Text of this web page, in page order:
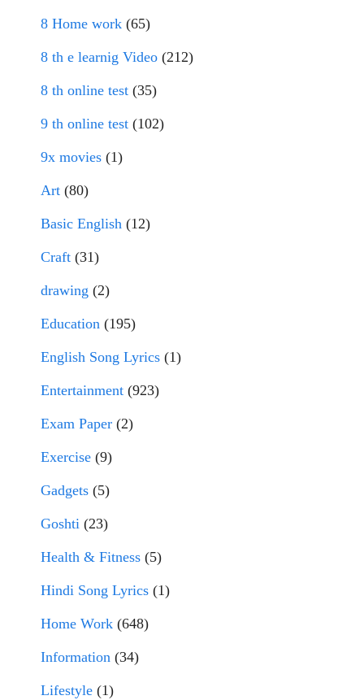
8 Home work (65)
8 th e learnig Video (212)
8 th online test (35)
9 th online test (102)
9x movies (1)
Art (80)
Basic English (12)
Craft (31)
drawing (2)
Education (195)
English Song Lyrics (1)
Entertainment (923)
Exam Paper (2)
Exercise (9)
Gadgets (5)
Goshti (23)
Health & Fitness (5)
Hindi Song Lyrics (1)
Home Work (648)
Information (34)
Lifestyle (1)